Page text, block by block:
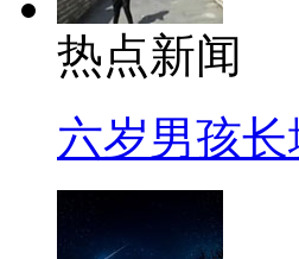
热点新闻
六岁男孩